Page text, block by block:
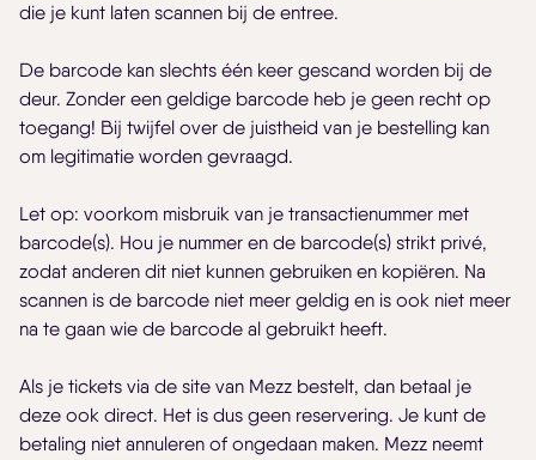
die je kunt laten scannen bij de entree.
De barcode kan slechts één keer gescand worden bij de
deur. Zonder een geldige barcode heb je geen recht op
toegang! Bij twijfel over de juistheid van je bestelling kan
om legitimatie worden gevraagd.
Let op: voorkom misbruik van je transactienummer met
barcode(s). Hou je nummer en de barcode(s) strikt privé,
zodat anderen dit niet kunnen gebruiken en kopiëren. Na
scannen is de barcode niet meer geldig en is ook niet meer
na te gaan wie de barcode al gebruikt heeft.
Als je tickets via de site van Mezz bestelt, dan betaal je
deze ook direct. Het is dus geen reservering. Je kunt de
betaling niet annuleren of ongedaan maken. Mezz neemt